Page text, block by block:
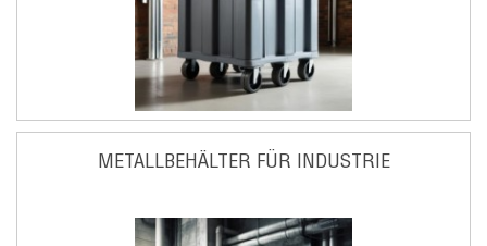
METALLBEHÄLTER FÜR INDUSTRIE